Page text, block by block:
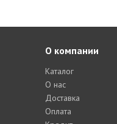
О компании
Каталог
О нас
Доставка
Оплата